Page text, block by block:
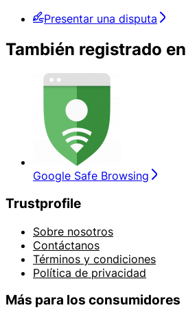
Presentar una disputa
También registrado en
Google Safe Browsing
Trustprofile
Sobre nosotros
Contáctanos
Términos y condiciones
Política de privacidad
Más para los consumidores